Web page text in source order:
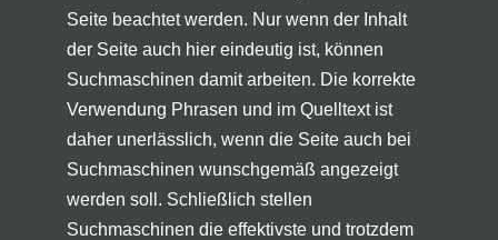
Seite beachtet werden. Nur wenn der Inhalt
der Seite auch hier eindeutig ist, können
Suchmaschinen damit arbeiten. Die korrekte
Verwendung Phrasen und im Quelltext ist
daher unerlässlich, wenn die Seite auch bei
Suchmaschinen wunschgemäß angezeigt
werden soll. Schließlich stellen
Suchmaschinen die effektivste und trotzdem